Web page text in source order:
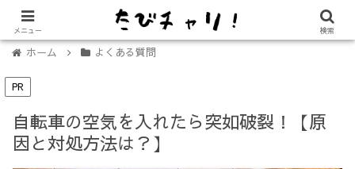
【免許不要に！】電動キックボード「LUUP（ループ）」の始め方
ホーム よくある質問
PR
自転車の空気を入れたら突如破裂！【原
因と対処方法は？】
メニュー 検索